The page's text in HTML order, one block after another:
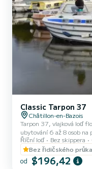
Classic Tarpon 37
Châtillon-en-Bazois
Tarpon 37, vlajková loď
ubytování 6 až 8 osob
kajuta s 1 manželskou
kajuta s 1 manželskou
samostatnými palandami.
Tato obytná loď je
Říční loď Bez skippera
Bez řidičského
od $196,42